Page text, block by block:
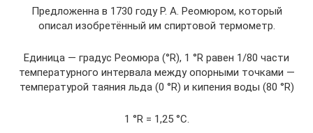
Предложенна в 1730 году Р. А. Реомюром, который
описал изобретённый им спиртовой термометр.
Единица — градус Реомюра (°R), 1 °R равен 1/80 части
температурного интервала между опорными точками —
температурой таяния льда (0 °R) и кипения воды (80 °R)
1 °R = 1,25 °C.